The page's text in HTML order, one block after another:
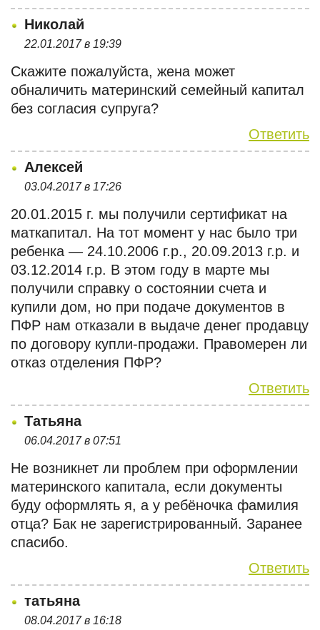
Николай
22.01.2017 в 19:39
Скажите пожалуйста, жена может
обналичить материнский семейный капитал
без согласия супруга?
Ответить
Алексей
03.04.2017 в 17:26
20.01.2015 г. мы получили сертификат на
маткапитал. На тот момент у нас было три
ребенка — 24.10.2006 г.р., 20.09.2013 г.р. и
03.12.2014 г.р. В этом году в марте мы
получили справку о состоянии счета и
купили дом, но при подаче документов в
ПФР нам отказали в выдаче денег продавцу
по договору купли-продажи. Правомерен ли
отказ отделения ПФР?
Ответить
Татьяна
06.04.2017 в 07:51
Не возникнет ли проблем при оформлении
материнского капитала, если документы
буду оформлять я, а у ребёночка фамилия
отца? Бак не зарегистрированный. Заранее
спасибо.
Ответить
татьяна
08.04.2017 в 16:18